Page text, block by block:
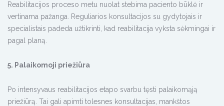
Reabilitacijos proceso metu nuolat stebima paciento būklė ir
vertinama pažanga. Reguliarios konsultacijos su gydytojais ir
specialistais padeda užtikrinti, kad reabilitacija vyksta sėkmingai ir
pagal planą.
5. Palaikomoji priežiūra
Po intensyvaus reabilitacijos etapo svarbu tęsti palaikomąją
priežiūrą. Tai gali apimti tolesnes konsultacijas, mankštos